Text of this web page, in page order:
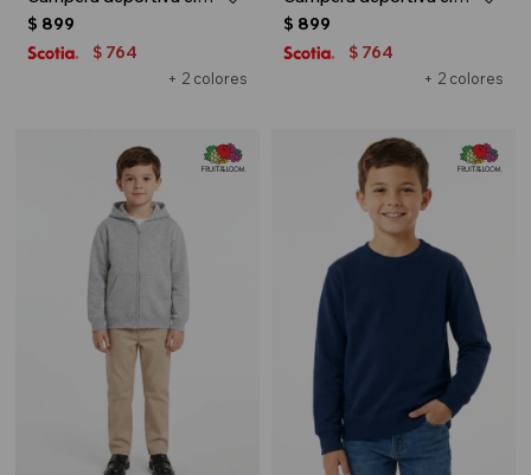
+ 2 colores
$ 899
$ 764
+ 2 colores
$ 899
$ 764